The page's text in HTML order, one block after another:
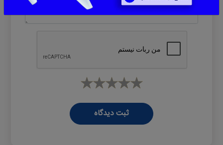
ثبت دیدگاه